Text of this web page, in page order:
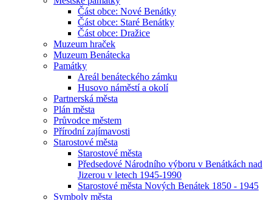
Část obce: Nové Benátky
Část obce: Staré Benátky
Část obce: Dražice
Muzeum hraček
Muzeum Benátecka
Památky
Areál benáteckého zámku
Husovo náměstí a okolí
Partnerská města
Plán města
Průvodce městem
Přírodní zajímavosti
Starostové města
Starostové města
Předsedové Národního výboru v Benátkách nad
Jizerou v letech 1945-1990
Starostové města Nových Benátek 1850 - 1945
Symboly města